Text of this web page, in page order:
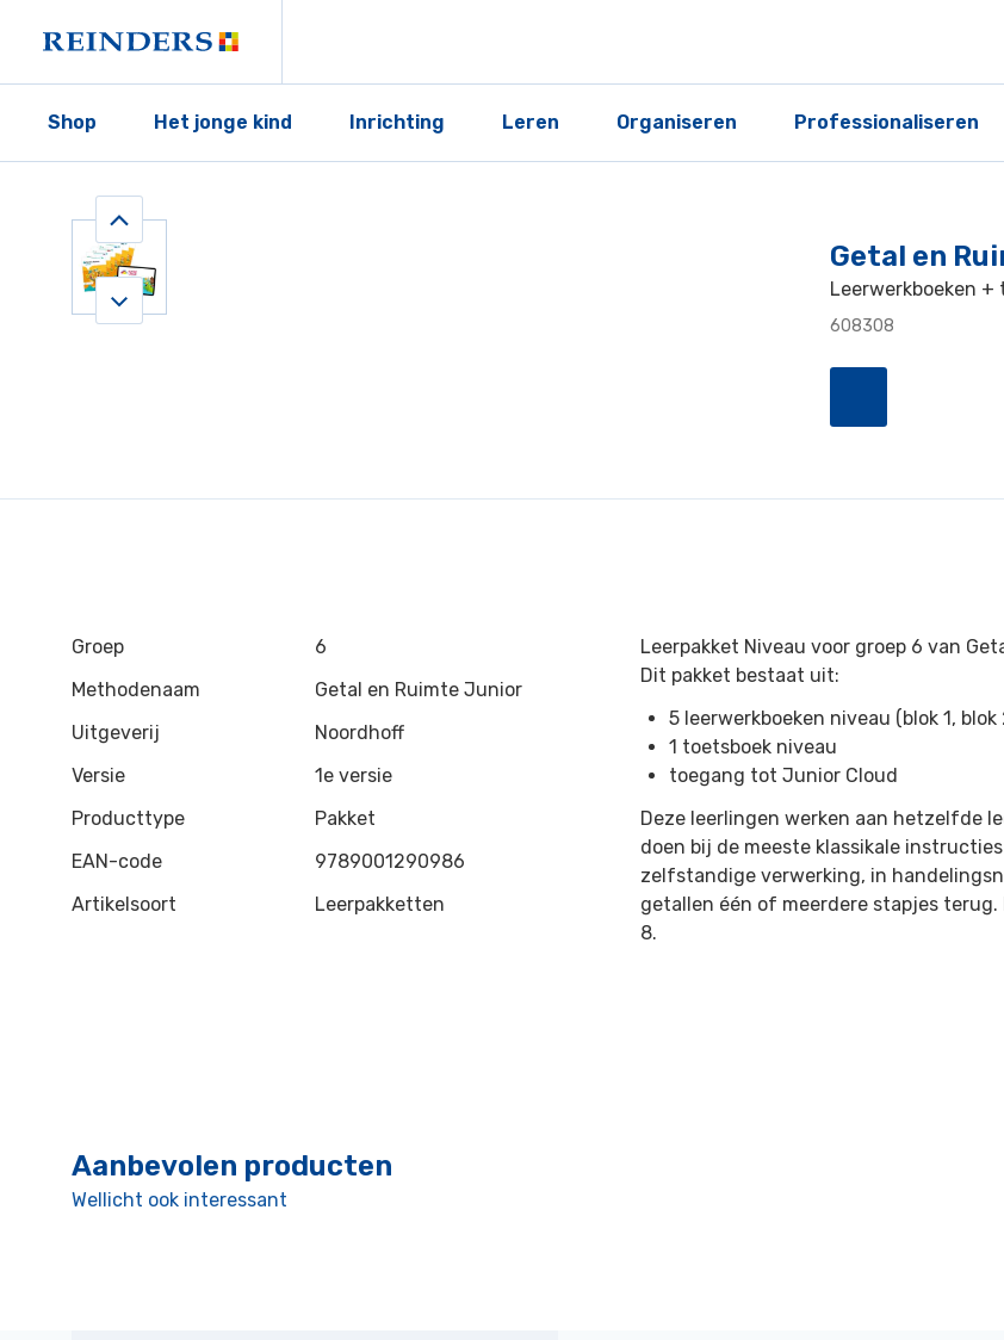
Shop Het jonge kind Inrichting Leren Organiseren Professionaliseren
Getal en
Leerwerkboeken +
608308
Groep
6
Methodenaam
Getal en Ruimte Junior
Uitgeverij
Noordhoff
Versie
1e versie
Producttype
Pakket
EAN-code
9789001290986
Artikelsoort
Leerpakketten
Leerpakket Niveau voor groep 6 van
Dit pakket bestaat uit:
5 leerwerkboeken niveau (blok 1,
1 toetsboek niveau
toegang tot Junior Cloud
Deze leerlingen werken aan hetzelfde
doen bij de meeste klassikale
zelfstandige verwerking, in
getallen één of meerdere stapjes
8.
Aanbevolen producten
Wellicht ook interessant